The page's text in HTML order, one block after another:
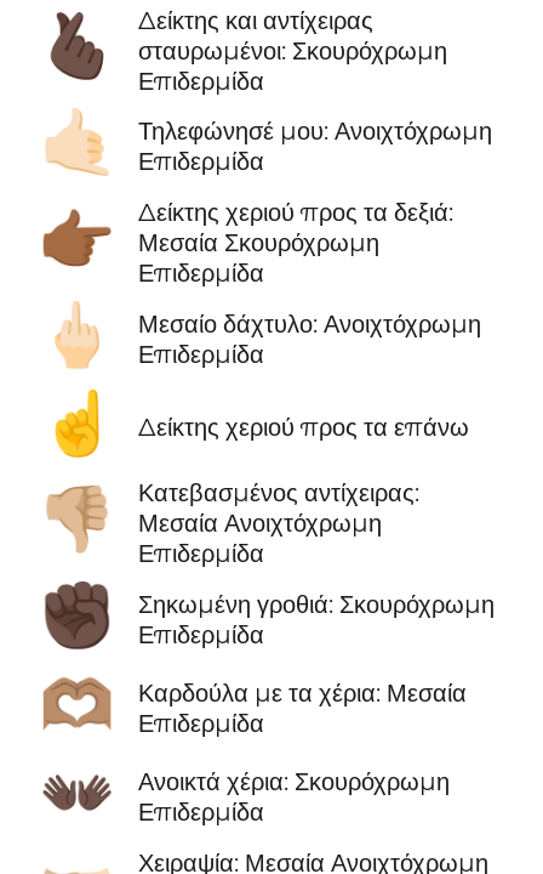
🫰🏿
Δείκτης και αντίχειρας
σταυρωμένοι: Σκουρόχρωμη
Επιδερμίδα
🤙🏻
Τηλεφώνησέ μου: Ανοιχτόχρωμη
Επιδερμίδα
👉🏾
Δείκτης χεριού προς τα δεξιά:
Μεσαία Σκουρόχρωμη
Επιδερμίδα
🖕🏻
Μεσαίο δάχτυλο: Ανοιχτόχρωμη
Επιδερμίδα
☝️ Δείκτης χεριού προς τα επάνω
👎🏼
Κατεβασμένος αντίχειρας:
Μεσαία Ανοιχτόχρωμη
Επιδερμίδα
✊🏿
Σηκωμένη γροθιά: Σκουρόχρωμη
Επιδερμίδα
🫶🏽
Καρδούλα με τα χέρια: Μεσαία
Επιδερμίδα
👐🏿
Ανοικτά χέρια: Σκουρόχρωμη
Επιδερμίδα
Χειραψία: Μεσαία Ανοιχτόχρωμη